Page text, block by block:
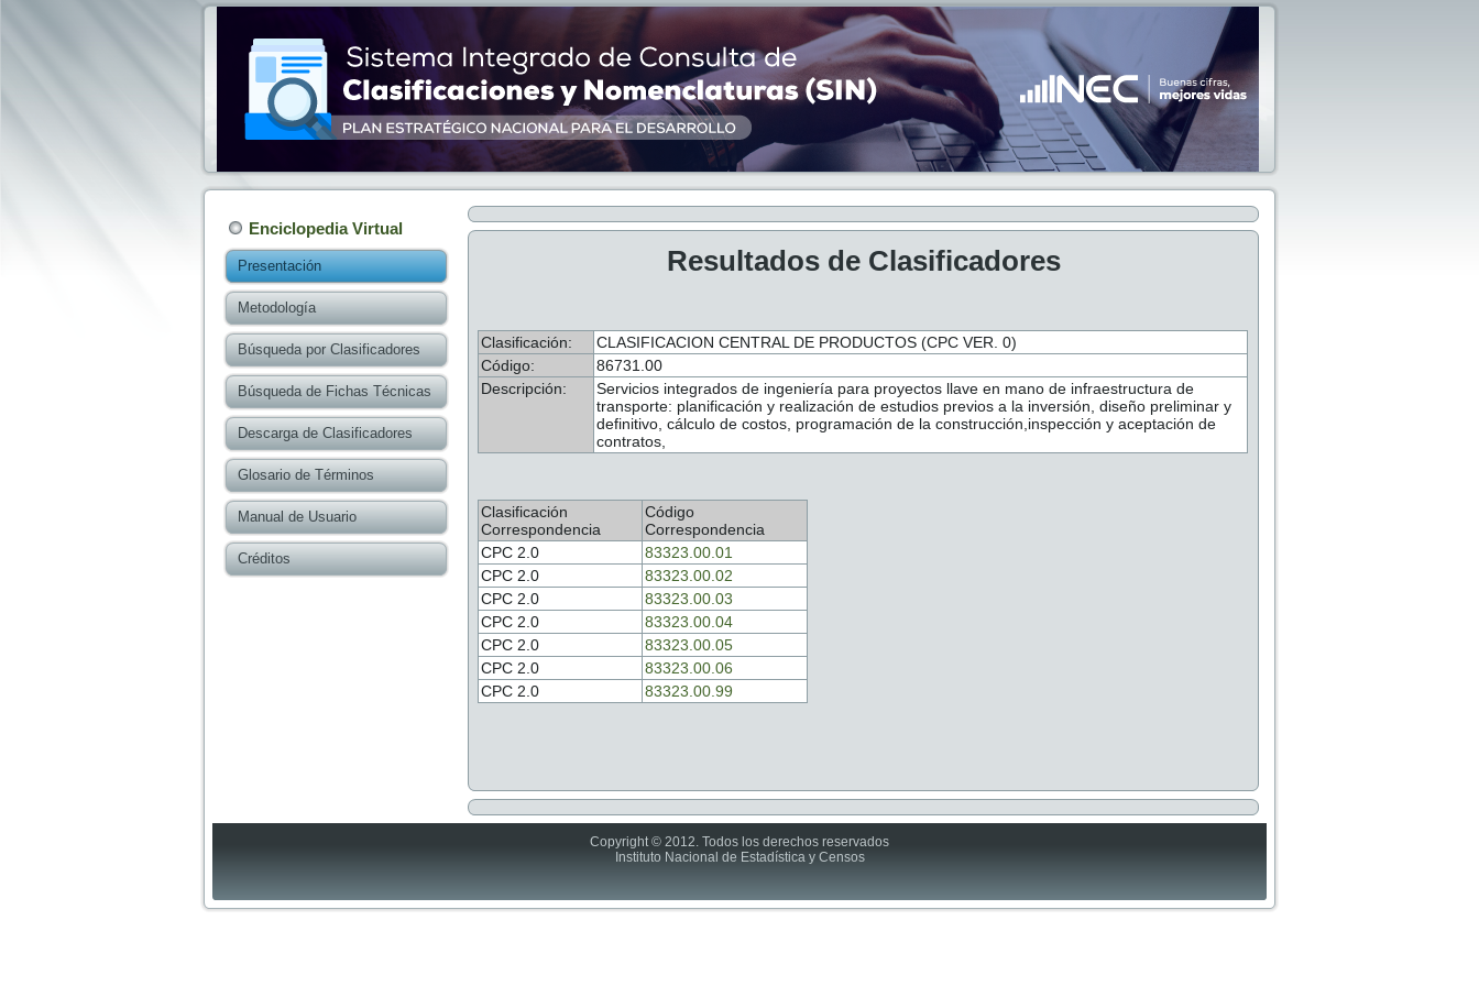
Enciclopedia Virtual
Presentación
Metodología
Búsqueda por Clasificadores
Búsqueda de Fichas Técnicas
Descarga de Clasificadores
Glosario de Términos
Manual de Usuario
Créditos
Resultados de Clasificadores
Clasificación:
CLASIFICACION CENTRAL DE PRODUCTOS (CPC VER. 0)
Código:
86731.00
Descripción:
Servicios integrados de ingeniería para proyectos llave en mano de infraestructura de
transporte: planificación y realización de estudios previos a la inversión, diseño preliminar y
definitivo, cálculo de costos, programación de la construcción,inspección y aceptación de
contratos,
Clasificación
Correspondencia
Código
Correspondencia
CPC 2.0
83323.00.01
CPC 2.0
83323.00.02
CPC 2.0
83323.00.03
CPC 2.0
83323.00.04
CPC 2.0
83323.00.05
CPC 2.0
83323.00.06
CPC 2.0
83323.00.99
Copyright © 2012. Todos los derechos reservados
Instituto Nacional de Estadística y Censos